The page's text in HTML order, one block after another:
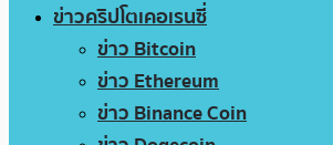
ข่าวคริปโตเคอเรนซี่
ข่าว Bitcoin
ข่าว Ethereum
ข่าว Binance Coin